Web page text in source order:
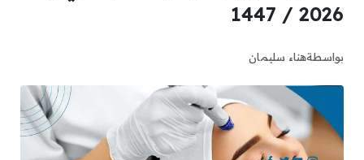
2026 / 1447
بواسطةهناء سليمان